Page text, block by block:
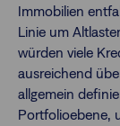
Immobilien
Linie um
würden viele
ausreichend
allgemein
Portfolioebene,